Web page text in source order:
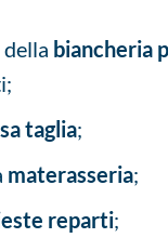
della biancheria
taglia;
materasseria;
reparti;